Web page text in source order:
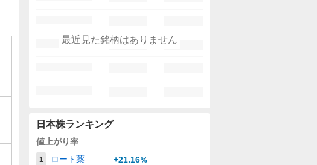
最近見た銘柄はありません
日本株ランキング
値上がり率
1 ロート薬 +21.16%